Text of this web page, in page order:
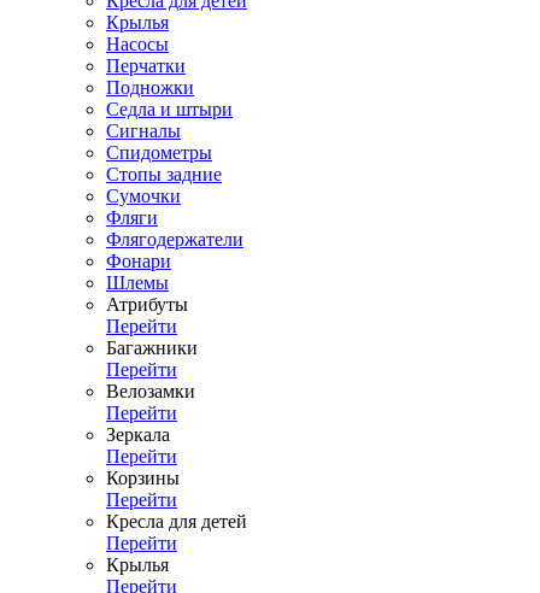
Крылья
Насосы
Перчатки
Подножки
Седла и штыри
Сигналы
Спидометры
Стопы задние
Сумочки
Фляги
Флягодержатели
Фонари
Шлемы
Атрибуты
Перейти
Багажники
Перейти
Велозамки
Перейти
Зеркала
Перейти
Корзины
Перейти
Кресла для детей
Перейти
Крылья
Перейти